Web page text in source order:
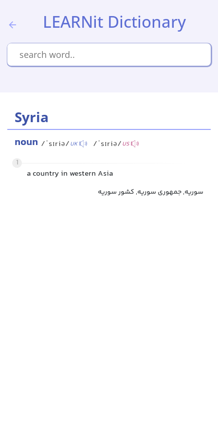
LEARNit Dictionary
Syria
noun /ˈsɪriə/UK /ˈsɪriə/US
1
a country in western Asia
سوریه, جمهوری سوریه, کشور سوریه